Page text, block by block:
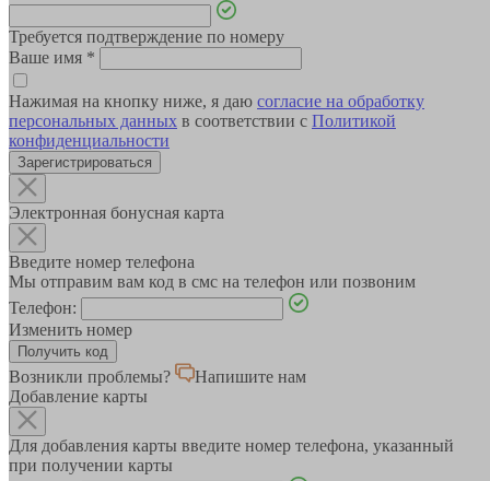
Требуется подтверждение по номеру
Ваше имя *
Нажимая на кнопку ниже, я даю согласие на обработку
персональных данных в соответствии с Политикой
конфиденциальности
Зарегистрироваться
Электронная бонусная карта
Введите номер телефона
Мы отправим вам код в смс на телефон или позвоним
Телефон:
Изменить номер
Возникли проблемы?
Напишите нам
Добавление карты
Для добавления карты введите номер телефона, указанный
при получении карты